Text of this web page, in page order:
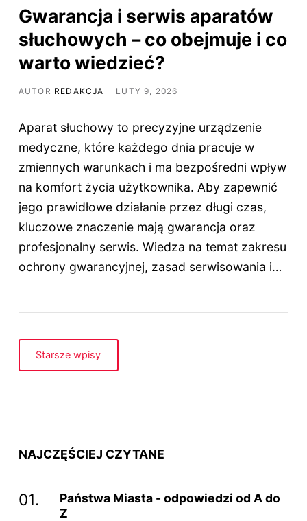
Gwarancja i serwis aparatów
słuchowych – co obejmuje i co
warto wiedzieć?
AUTOR REDAKCJA LUTY 9, 2026
Aparat słuchowy to precyzyjne urządzenie
medyczne, które każdego dnia pracuje w
zmiennych warunkach i ma bezpośredni wpływ
na komfort życia użytkownika. Aby zapewnić
jego prawidłowe działanie przez długi czas,
kluczowe znaczenie mają gwarancja oraz
profesjonalny serwis. Wiedza na temat zakresu
ochrony gwarancyjnej, zasad serwisowania i…
Starsze wpisy
NAJCZĘŚCIEJ CZYTANE
Państwa Miasta - odpowiedzi od A do
Z